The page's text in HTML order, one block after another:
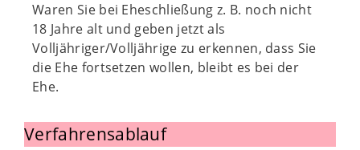
Waren Sie bei Eheschließung z. B. noch nicht
18 Jahre alt und geben jetzt als
Volljähriger/Volljährige zu erkennen, dass Sie
die Ehe fortsetzen wollen, bleibt es bei der
Ehe.
Verfahrensablauf